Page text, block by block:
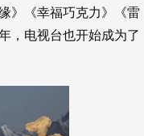
》《幸福巧克力》《雷
，电视台也开始成为了